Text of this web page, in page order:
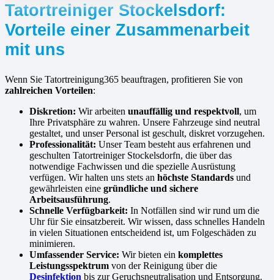
Tatortreiniger Stockelsdorf:
Vorteile einer Zusammenarbeit
mit uns
Wenn Sie Tatortreinigung365 beauftragen, profitieren Sie von
zahlreichen Vorteilen:
Diskretion: Wir arbeiten unauffällig und respektvoll, um
Ihre Privatsphäre zu wahren. Unsere Fahrzeuge sind neutral
gestaltet, und unser Personal ist geschult, diskret vorzugehen.
Professionalität: Unser Team besteht aus erfahrenen und
geschulten Tatortreiniger Stockelsdorfn, die über das
notwendige Fachwissen und die spezielle Ausrüstung
verfügen. Wir halten uns stets an höchste Standards und
gewährleisten eine gründliche und sichere
Arbeitsausführung.
Schnelle Verfügbarkeit: In Notfällen sind wir rund um die
Uhr für Sie einsatzbereit. Wir wissen, dass schnelles Handeln
in vielen Situationen entscheidend ist, um Folgeschäden zu
minimieren.
Umfassender Service: Wir bieten ein komplettes
Leistungsspektrum von der Reinigung über die
Desinfektion bis zur Geruchsneutralisation und Entsorgung.